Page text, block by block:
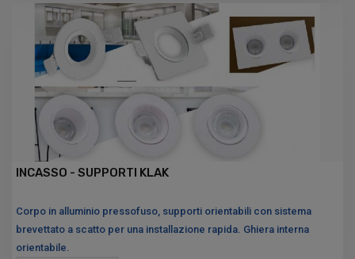
INCASSO - SUPPORTI KLAK
Corpo in alluminio pressofuso, supporti orientabili con sistema
brevettato a scatto per una installazione rapida. Ghiera interna
orientabile.